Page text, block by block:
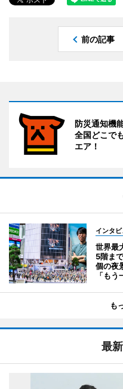
前の記事
防災通知機
全国どこで
エア！
インタ
世界最
5階ま
個の夜
「もう
も
最